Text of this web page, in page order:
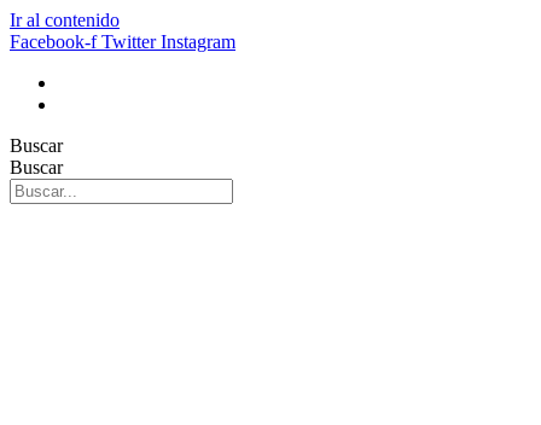
Ir al contenido
Facebook-f Twitter Instagram
Buscar
Buscar